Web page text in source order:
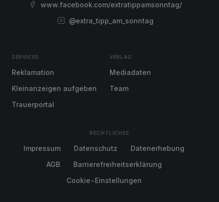
www.facebook.com/extratippamsonntag/
@extra_tipp_am_sonntag
SERVICES
Reklamation
Kleinanzeigen aufgeben
Trauerportal
VERLAG
Mediadaten
Team
RECHTLICHES
Impressum Datenschutz
Datenerhebung
AGB
Barrierefreiheitserklärung
Cookie-Einstellungen